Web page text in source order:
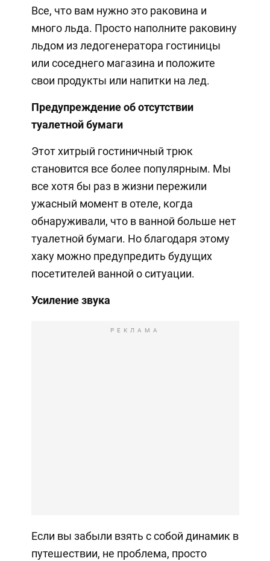
Все, что вам нужно это раковина и
много льда. Просто наполните раковину
льдом из ледогенератора гостиницы
или соседнего магазина и положите
свои продукты или напитки на лед.
Предупреждение об отсутствии
туалетной бумаги
Этот хитрый гостиничный трюк
становится все более популярным. Мы
все хотя бы раз в жизни пережили
ужасный момент в отеле, когда
обнаруживали, что в ванной больше нет
туалетной бумаги. Но благодаря этому
хаку можно предупредить будущих
посетителей ванной о ситуации.
Усиление звука
РЕКЛАМА
Если вы забыли взять с собой динамик в
путешествии, не проблема, просто